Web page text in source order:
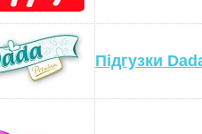
Підгузки